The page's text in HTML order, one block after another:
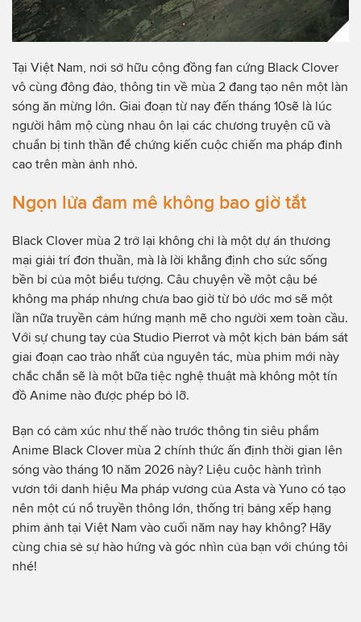
Tại Việt Nam, nơi sở hữu cộng đồng fan cứng Black Clover
vô cùng đông đảo, thông tin về mùa 2 đang tạo nên một làn
sóng ăn mừng lớn. Giai đoạn từ nay đến tháng 10sẽ là lúc
người hâm mộ cùng nhau ôn lại các chương truyện cũ và
chuẩn bị tinh thần để chứng kiến cuộc chiến ma pháp đỉnh
cao trên màn ảnh nhỏ.
Ngọn lửa đam mê không bao giờ tắt
Black Clover mùa 2 trở lại không chỉ là một dự án thương
mại giải trí đơn thuần, mà là lời khẳng định cho sức sống
bền bỉ của một biểu tượng. Câu chuyện về một cậu bé
không ma pháp nhưng chưa bao giờ từ bỏ ước mơ sẽ một
lần nữa truyền cảm hứng mạnh mẽ cho người xem toàn cầu.
Với sự chung tay của Studio Pierrot và một kịch bản bám sát
giai đoạn cao trào nhất của nguyên tác, mùa phim mới này
chắc chắn sẽ là một bữa tiệc nghệ thuật mà không một tín
đồ Anime nào được phép bỏ lỡ.
Bạn có cảm xúc như thế nào trước thông tin siêu phẩm
Anime Black Clover mùa 2 chính thức ấn định thời gian lên
sóng vào tháng 10 năm 2026 này? Liệu cuộc hành trình
vươn tới danh hiệu Ma pháp vương của Asta và Yuno có tạo
nên một cú nổ truyền thông lớn, thống trị bảng xếp hạng
phim ảnh tại Việt Nam vào cuối năm nay hay không? Hãy
cùng chia sẻ sự hào hứng và góc nhìn của bạn với chúng tôi
nhé!